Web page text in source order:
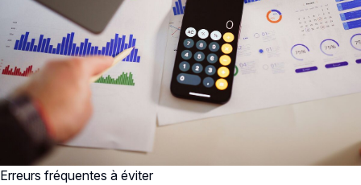
Erreurs fréquentes à éviter